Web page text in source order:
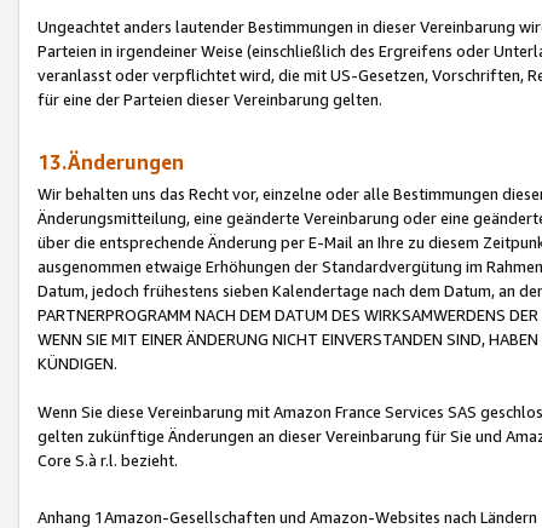
Ungeachtet anders lautender Bestimmungen in dieser Vereinbarung
Parteien in irgendeiner Weise (einschließlich des Ergreifens oder
veranlasst oder verpflichtet wird, die mit US-Gesetzen, Vorschriften,
für eine der Parteien dieser Vereinbarung gelten.
13.Änderungen
Wir behalten uns das Recht vor, einzelne oder alle Bestimmungen
Änderungsmitteilung, eine geänderte Vereinbarung oder eine
über die entsprechende Änderung per E-Mail an Ihre zu diesem
ausgenommen etwaige Erhöhungen der Standardvergütung im
Datum, jedoch frühestens sieben Kalendertage nach dem Datum, an
PARTNERPROGRAMM NACH DEM DATUM DES WIRKSAMWERDENS
WENN SIE MIT EINER ÄNDERUNG NICHT EINVERSTANDEN SIND,
KÜNDIGEN.
Wenn Sie diese Vereinbarung mit Amazon France Services SAS
gelten zukünftige Änderungen an dieser Vereinbarung für Sie und
Core S.à r.l. bezieht.
Anhang 1Amazon-Gesellschaften und Amazon-Websites nach Ländern